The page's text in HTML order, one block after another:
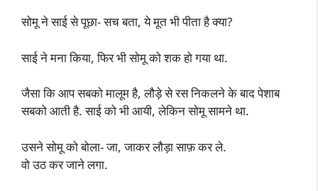
सोमू ने साई से पूछा- सच बता, ये मूत भी पीता है क्या?
साई ने मना किया, फिर भी सोमू को शक हो गया था.
जैसा कि आप सबको मालूम है, लौड़े से रस निकलने के बाद पेशाब
सबको आती है. साई को भी आयी, लेकिन सोमू सामने था.
उसने सोमू को बोला- जा, जाकर लौड़ा साफ़ कर ले.
वो उठ कर जाने लगा.